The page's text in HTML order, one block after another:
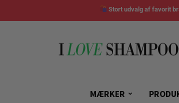
Stort udvalg af favorit
MÆRKER